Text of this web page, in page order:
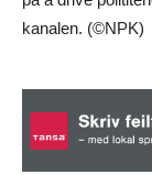
kanalen. (©NPK)